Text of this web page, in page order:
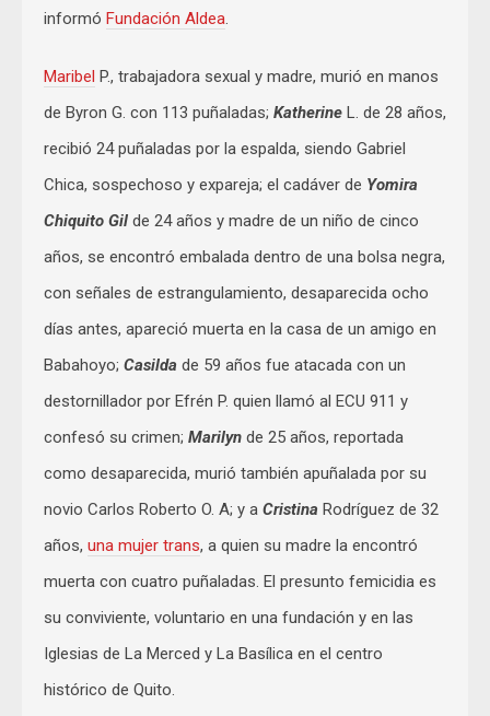
informó Fundación Aldea.
Maribel P., trabajadora sexual y madre, murió en manos
de Byron G. con 113 puñaladas; Katherine L. de 28 años,
recibió 24 puñaladas por la espalda, siendo Gabriel
Chica, sospechoso y expareja; el cadáver de Yomira
Chiquito Gil de 24 años y madre de un niño de cinco
años, se encontró embalada dentro de una bolsa negra,
con señales de estrangulamiento, desaparecida ocho
días antes, apareció muerta en la casa de un amigo en
Babahoyo; Casilda de 59 años fue atacada con un
destornillador por Efrén P. quien llamó al ECU 911 y
confesó su crimen; Marilyn de 25 años, reportada
como desaparecida, murió también apuñalada por su
novio Carlos Roberto O. A; y a Cristina Rodríguez de 32
años, una mujer trans, a quien su madre la encontró
muerta con cuatro puñaladas. El presunto femicidia es
su conviviente, voluntario en una fundación y en las
Iglesias de La Merced y La Basílica en el centro
histórico de Quito.